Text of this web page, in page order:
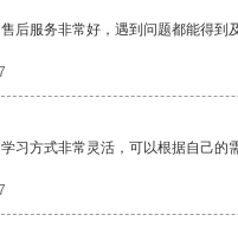
后服务非常好，遇到问题都能得到
习方式非常灵活，可以根据自己的